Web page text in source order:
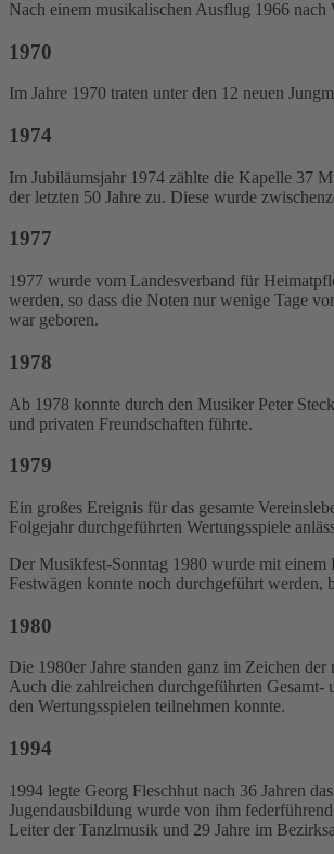
Nach einem musikalischen Ausflug 1966
1970
Im Jahre 1970 traten unter den 12 neuen
1974
Im Jubiläumsjahr 1974 zählte die Kapelle 37
der letzten 50 Jahre zu. Diese wurde
1977
1977 wurde vom Landesverband für
werden, so dass die Noten nur wenige Tage
war geboren.
1978
Ab 1978 konnte durch den Musiker Peter
und privaten Freundschaften führte.
1979
Ein großes Ereignis für das gesamte
Folgejahr durchgeführten Wertungsspiele
Der Musikfest-Sonntag 1980 wurde mit einem
Festwägen konnte noch durchgeführt werden,
1980
Die 1980er Jahre standen ganz im Zeichen
Auch die zahlreichen durchgeführten Gesamt-
den Wertungsspielen teilnehmen konnte.
1994
1994 legte Georg Fleschhut nach 36 Jahren
Jugendausbildung wurde von ihm
Leiter der Tanzlmusik und 29 Jahre im